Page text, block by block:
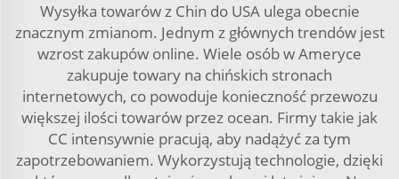
Wysyłka towarów z Chin do USA ulega obecnie
znacznym zmianom. Jednym z głównych trendów jest
wzrost zakupów online. Wiele osób w Ameryce
zakupuje towary na chińskich stronach
internetowych, co powoduje konieczność przewozu
większej ilości towarów przez ocean. Firmy takie jak
CC intensywnie pracują, aby nadążyć za tym
zapotrzebowaniem. Wykorzystują technologie, dzięki